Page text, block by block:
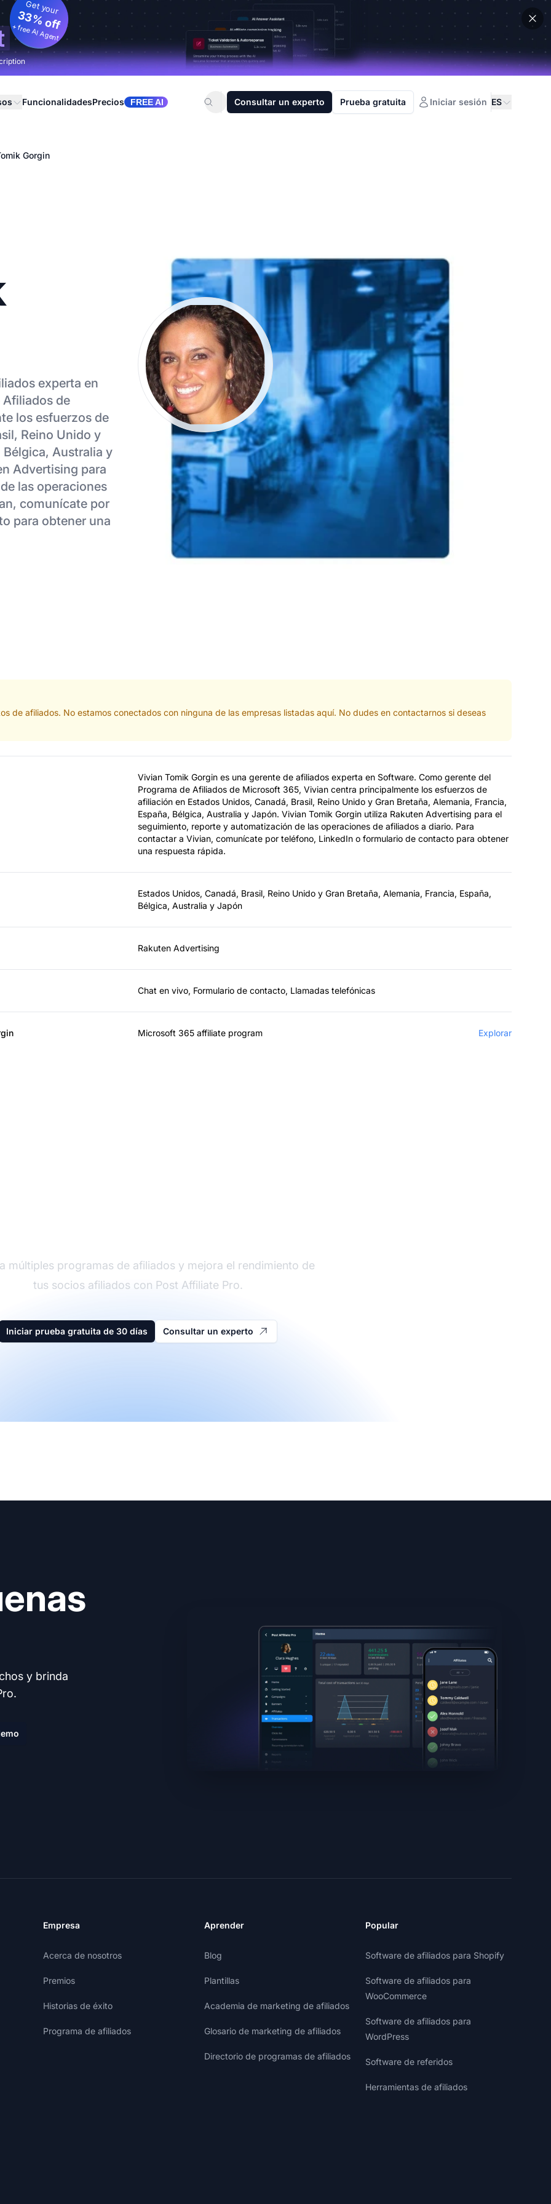
Get your
33% off
+ free AI Agent
FuncionalidadesPrecios FREE AI Consultar un experto Prueba gratuita Iniciar sesión ES
Gorgin
experta en
Afiliados de
los esfuerzos de
Reino Unido y
Bélgica, Australia y
Advertising para
de las operaciones
comunícate por
para obtener una
de afiliados. No estamos conectados con ninguna de las empresas listadas aquí. No dudes en contactarnos si deseas
Vivian Tomik Gorgin es una gerente de afiliados experta en Software. Como gerente del
Programa de Afiliados de Microsoft 365, Vivian centra principalmente los esfuerzos de
afiliación en Estados Unidos, Canadá, Brasil, Reino Unido y Gran Bretaña, Alemania, Francia,
España, Bélgica, Australia y Japón. Vivian Tomik Gorgin utiliza Rakuten Advertising para el
seguimiento, reporte y automatización de las operaciones de afiliados a diario. Para
contactar a Vivian, comunícate por teléfono, LinkedIn o formulario de contacto para obtener
una respuesta rápida.
Estados Unidos, Canadá, Brasil, Reino Unido y Gran Bretaña, Alemania, Francia, España,
Bélgica, Australia y Japón
Rakuten Advertising
Chat en vivo, Formulario de contacto, Llamadas telefónicas
Microsoft 365 affiliate program Explorar
múltiples programas de afiliados y mejora el rendimiento de
tus socios afiliados con Post Affiliate Pro.
Iniciar prueba gratuita de 30 días Consultar un experto
y brinda
Empresa
Acerca de nosotros
Premios
Historias de éxito
Programa de afiliados
Aprender
Blog
Plantillas
Academia de marketing de afiliados
Glosario de marketing de afiliados
Directorio de programas de afiliados
Popular
Software de afiliados para Shopify
Software de afiliados para
WooCommerce
Software de afiliados para
WordPress
Software de referidos
Herramientas de afiliados